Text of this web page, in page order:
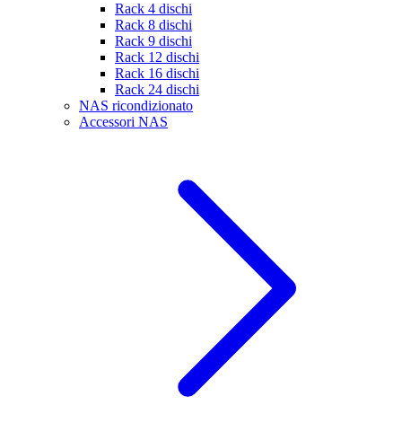
Rack 4 dischi
Rack 8 dischi
Rack 9 dischi
Rack 12 dischi
Rack 16 dischi
Rack 24 dischi
NAS ricondizionato
Accessori NAS